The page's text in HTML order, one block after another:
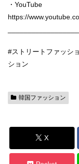
・YouTube
https://
#ストリートファッシ
ション
韓国ファッション
X